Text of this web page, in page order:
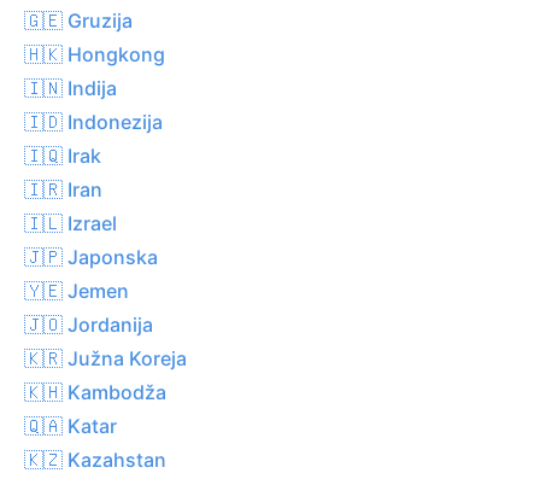
🇬🇪 Gruzija
🇭🇰 Hongkong
🇮🇳 Indija
🇮🇩 Indonezija
🇮🇶 Irak
🇮🇷 Iran
🇮🇱 Izrael
🇯🇵 Japonska
🇾🇪 Jemen
🇯🇴 Jordanija
🇰🇷 Južna Koreja
🇰🇭 Kambodža
🇶🇦 Katar
🇰🇿 Kazahstan